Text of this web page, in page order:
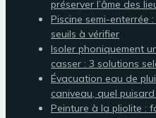
préserver l’âme des
Piscine semi-enterrée :
seuils à vérifier
Isoler phoniquement
casser : 3 solutions
Évacuation eau de
caniveau, quel puisard
Peinture à la pliolite :